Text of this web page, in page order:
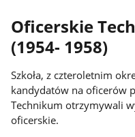
Oficerskie
(1954- 1958)
Szkoła, z czteroletnim
kandydatów na oficerów
Technikum otrzymywali
oficerskie.